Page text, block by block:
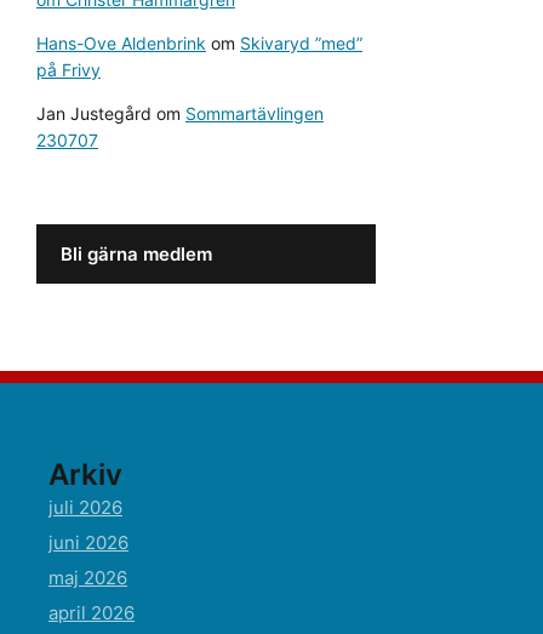
Hans-Ove Aldenbrink om Skivaryd ”med”
på Frivy
Jan Justegård om Sommartävlingen
230707
Bli gärna medlem
Arkiv
juli 2026
juni 2026
maj 2026
april 2026